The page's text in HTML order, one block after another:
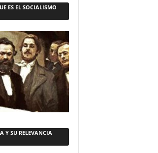
ES EL SOCIALISMO
Y SU RELEVANCIA